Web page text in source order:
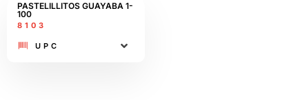
PASTELILLITOS GUAYABA​ 1-
100
8103
UPC